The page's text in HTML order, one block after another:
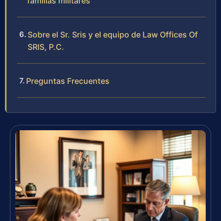
Sobre el Sr. Sris y el equipo de Law Offices Of
SRIS, P.C.
Preguntas Frecuentes